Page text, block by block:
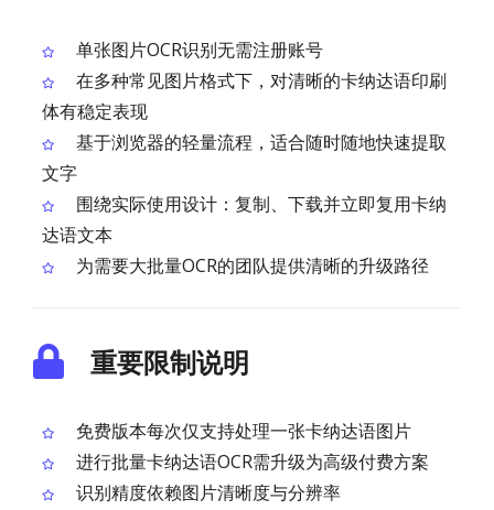
单张图片OCR识别无需注册账号
在多种常见图片格式下，对清晰的卡纳达语印刷
体有稳定表现
基于浏览器的轻量流程，适合随时随地快速提取
文字
围绕实际使用设计：复制、下载并立即复用卡纳
达语文本
为需要大批量OCR的团队提供清晰的升级路径
重要限制说明
免费版本每次仅支持处理一张卡纳达语图片
进行批量卡纳达语OCR需升级为高级付费方案
识别精度依赖图片清晰度与分辨率